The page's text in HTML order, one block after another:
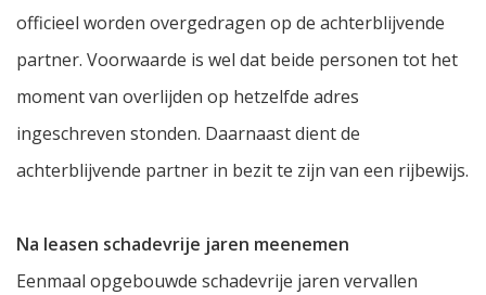
officieel worden overgedragen op de achterblijvende
partner. Voorwaarde is wel dat beide personen tot het
moment van overlijden op hetzelfde adres
ingeschreven stonden. Daarnaast dient de
achterblijvende partner in bezit te zijn van een rijbewijs.
Na leasen schadevrije jaren meenemen
Eenmaal opgebouwde schadevrije jaren vervallen